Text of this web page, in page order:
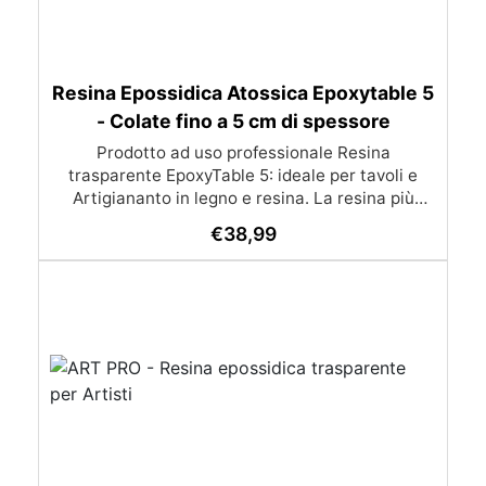
Resina Epossidica Atossica Epoxytable 5
- Colate fino a 5 cm di spessore
Prodotto ad uso professionale Resina
trasparente EpoxyTable 5: ideale per tavoli e
Artigiananto in legno e resina. La resina più
perfetta per colate di alto spessore fino a 5 cm.
Applicazioni Principali: Realizzazione di tavoli in
monete, pietre, ecc) Colate riempitive in
spessore dentro stampi e cassaforme
Caratteristiche principali: ✅ Bassissima
€38,99